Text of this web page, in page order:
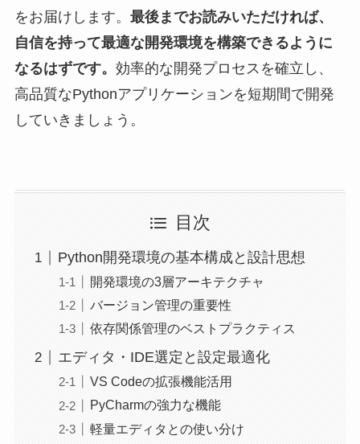
をお届けします。 最後までお読みいただければ、
自信を持って最適な開発環境を構築できるように
なるはずです。 効率的な開発プロセスを確立し、
高品質なPythonアプリケーションを短期間で開発
していきましょう。
目次
Python開発環境の基本構成と設計思想
開発環境の3層アーキテクチャ
バージョン管理の重要性
依存関係管理のベストプラクティス
エディタ・IDE選定と設定最適化
VS Codeの拡張機能活用
PyCharmの強力な機能
軽量エディタとの使い分け